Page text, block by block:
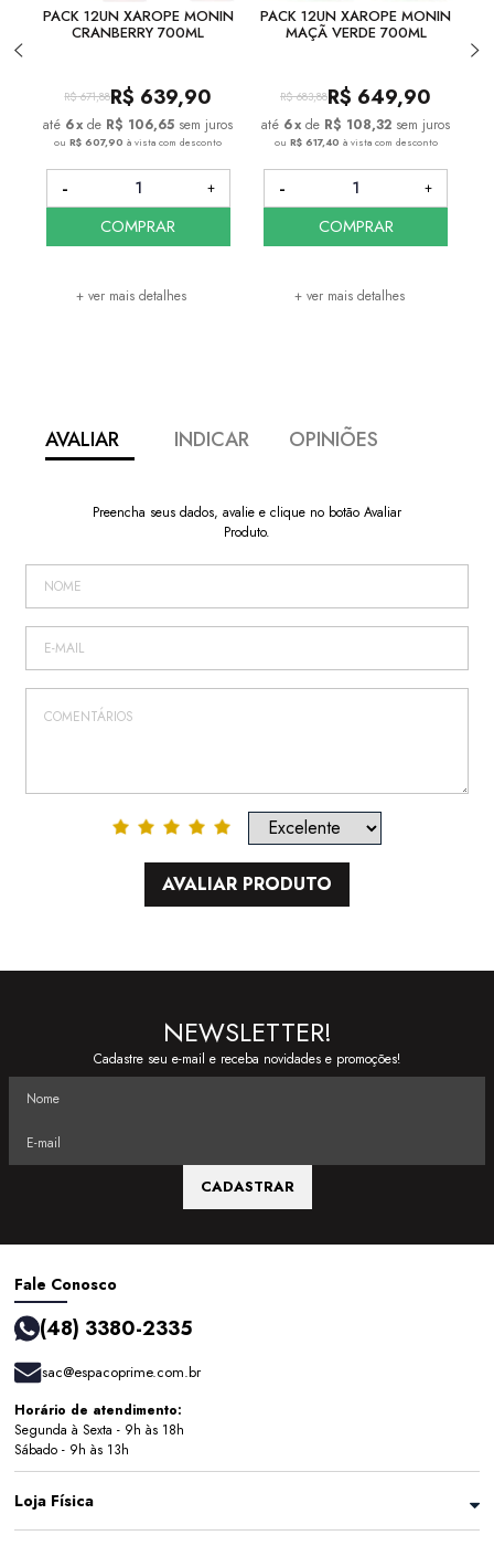
PACK 12UN XAROPE MONIN
CRANBERRY 700ML
R$ 671,88R$ 639,90
6x de R$ 106,65 sem juros
ouR$ 607,90à vista com desconto
+ ver mais detalhes
COMPRAR
PACK 12UN XAROPE MONIN
MAÇÃ VERDE 700ML
R$ 683,88R$ 649,90
6x de R$ 108,32 sem juros
ou R$ 617,40 à vista com desconto
+ ver mais detalhes
COMPRAR
AVALIAR INDICAR OPINIÕES
Preencha seus dados, avalie e clique no botão Avaliar
Produto.
AVALIAR PRODUTO
NEWSLETTER!
Cadastre seu e-mail e receba novidades e promoções!
CADASTRAR
Fale Conosco
(48) 3380-2335
sac@espacoprime.com.br
Horário de atendimento:
Segunda à Sexta - 9h às 18h
Sábado - 9h às 13h
Loja Física